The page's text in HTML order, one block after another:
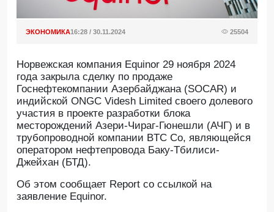
ЭКОНОМИКА16:28 / 30.11.2024 25504
Норвежская компания Equinor 29 ноября 2024
года закрыла сделку по продаже
Госнефтекомпании Азербайджана (SOCAR) и
индийской ONGC Videsh Limited своего долевого
участия в проекте разработки блока
месторождений Азери-Чираг-Гюнешли (АЧГ) и в
трубопроводной компании BTC Co, являющейся
оператором нефтепровода Баку-Тбилиси-
Джейхан (БТД).
Об этом сообщает Report со ссылкой на
заявление Equinor.